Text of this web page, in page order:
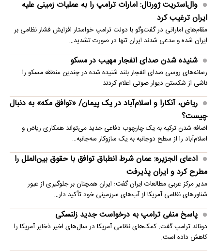
وال‌استریت ژورنال: امارات ترامپ را به عملیات زمینی علیه
ایران ترغیب کرد
مقام‌های اماراتی در گفت‌وگو با دولت ترامپ خواستار افزایش فشار نظامی بر
ایران شده و مدعی شدند ایران تنها در صورت تشدید…
شنیده شدن صدای انفجار مهیب در مسکو
رسانه‌های روسی صدای انفجار بلند شنیده شده در چندین منطقه مسکو را
ناشی از شکستن دیوار صوتی اعلام کردند.
ریاض، آنکارا و اسلام‌آباد در یک پیمان/ «توافق مکه» به دنبال
چیست؟
اضافه شدن ترکیه به یک چارچوب دفاعی جدید می‌تواند همکاری ریاض و
اسلام‌آباد را از سطح دوجانبه به یک سازوکار سه‌جانبه…
ادعای الجزیره: عمان شرط انطباق توافق با حقوق بین‌الملل را
مطرح کرد و ایران پذیرفت
مدیر مرکز عربی مطالعات ایران گفت: ایران همچنان بر جلوگیری از عبور
شناورهای نظامی آمریکا از آب‌های سرزمینی خود تأکید دار…
پاسخ منفی ترامپ به درخواست جدید زلنسکی
دونالد ترامپ گفت: کمک‌های نظامی آمریکا در سال‌های اخیر ذخایر آمریکا را
کاهش داده است.